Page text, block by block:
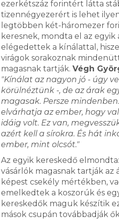
ezerkétszáz forintért látta
tizennégyezerért is lehet
legtöbben két-háromezer
keresnek, mondta el az egyik
elégedettek a kínálattal,
virágok sorakoznak
magasnak tartják.Végh
"Kínálat az nagyon jó - úgy
körülnéztünk -, de az árak
magasak. Persze
elvárhatja az ember, hogy
idáig volt. Ez van,
azért kell a sírokra. És hát
ember, mint olcsót."
Az egyik kereskedő
vásárlók magasnak tartják az
képest csekély mértékben,
emelkedtek a koszorúk és
kereskedők maguk készítik
mások csupán továbbadják